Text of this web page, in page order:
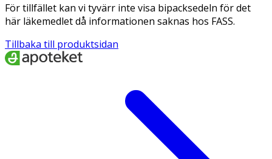
För tillfället kan vi tyvärr inte visa bipacksedeln för det
här läkemedlet då informationen saknas hos FASS.
Tillbaka till produktsidan